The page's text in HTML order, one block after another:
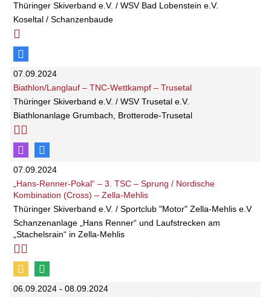
Thüringer Skiverband e.V. / WSV Bad Lobenstein e.V.
Koseltal / Schanzenbaude
07.09.2024
Biathlon/Langlauf – TNC-Wettkampf – Trusetal
Thüringer Skiverband e.V. / WSV Trusetal e.V.
Biathlonanlage Grumbach, Brotterode-Trusetal
07.09.2024
„Hans-Renner-Pokal“ – 3. TSC – Sprung / Nordische
Kombination (Cross) – Zella-Mehlis
Thüringer Skiverband e.V. / Sportclub "Motor" Zella-Mehlis e.V
Schanzenanlage „Hans Renner“ und Laufstrecken am
„Stachelsrain“ in Zella-Mehlis
06.09.2024 - 08.09.2024